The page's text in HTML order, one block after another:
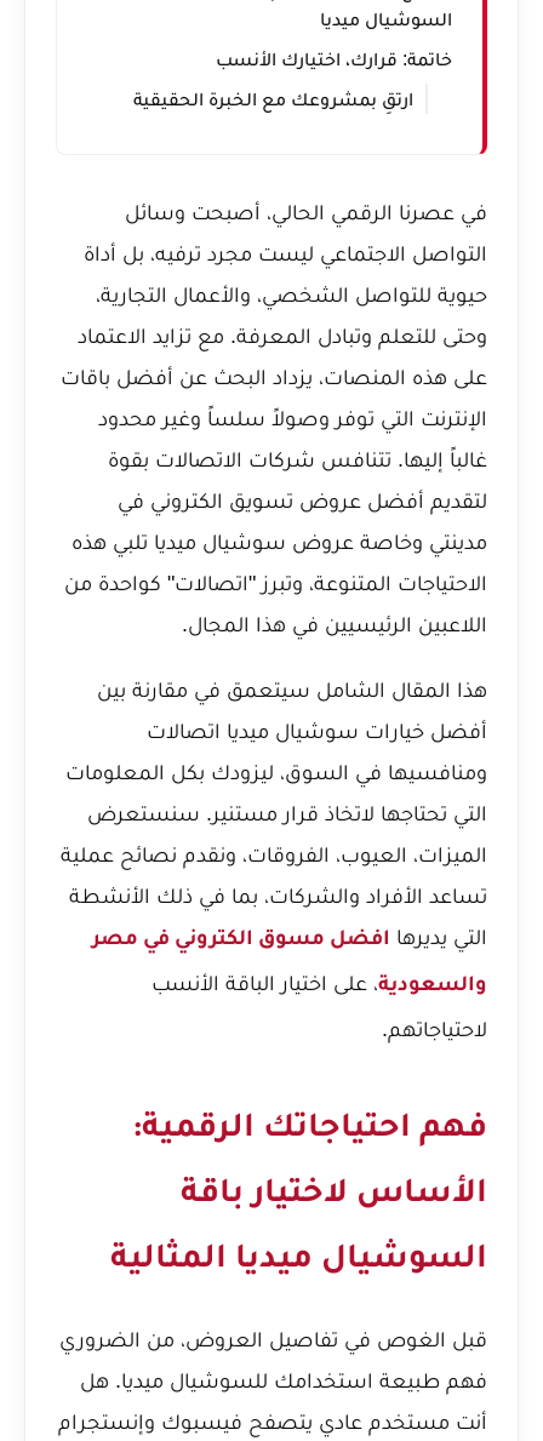
السوشيال ميديا
خاتمة: قرارك، اختيارك الأنسب
ارتقِ بمشروعك مع الخبرة الحقيقية
في عصرنا الرقمي الحالي، أصبحت وسائل
التواصل الاجتماعي ليست مجرد ترفيه، بل أداة
حيوية للتواصل الشخصي، والأعمال التجارية،
وحتى للتعلم وتبادل المعرفة. مع تزايد الاعتماد
على هذه المنصات، يزداد البحث عن أفضل باقات
الإنترنت التي توفر وصولاً سلساً وغير محدود
غالباً إليها. تتنافس شركات الاتصالات بقوة
لتقديم أفضل عروض تسويق الكتروني في
مدينتي وخاصة عروض سوشيال ميديا تلبي هذه
الاحتياجات المتنوعة، وتبرز "اتصالات" كواحدة من
اللاعبين الرئيسيين في هذا المجال.
هذا المقال الشامل سيتعمق في مقارنة بين
أفضل خيارات سوشيال ميديا اتصالات
ومنافسيها في السوق، ليزودك بكل المعلومات
التي تحتاجها لاتخاذ قرار مستنير. سنستعرض
الميزات، العيوب، الفروقات، ونقدم نصائح عملية
تساعد الأفراد والشركات، بما في ذلك الأنشطة
التي يديرها افضل مسوق الكتروني في مصر
والسعودية، على اختيار الباقة الأنسب
لاحتياجاتهم.
فهم احتياجاتك الرقمية:
الأساس لاختيار باقة
السوشيال ميديا المثالية
قبل الغوص في تفاصيل العروض، من الضروري
فهم طبيعة استخدامك للسوشيال ميديا. هل
أنت مستخدم عادي يتصفح فيسبوك وإنستجرام